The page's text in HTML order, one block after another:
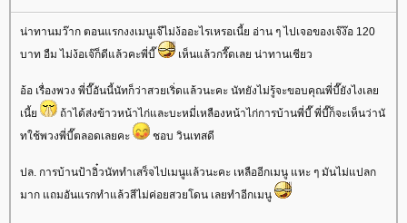
น่าทานมว๊าก ตอนแรกงงเมนูเจ๊ไม่ง้ออะไรเหรอเนี้ย อ่าน ๆ ไปเจอของเจ๊ง๊อ 120
บาท อืม ไม่ง้อเจ๊ก็ดีแล้วคะพี่บี๊
เห็นแล้วกรี๊ดเลย น่าทานเชียว
อ้อ เรื่องพวง พี่บี๊อันนี้นัทก็ว่าสวยเริ่ดแล้วนะคะ นัทยังไม่รู้จะขอบคุณพี่บี๊ยังไงเล
เนี้
ถ้าได้ส่งข้าวหน้าไก่และบะหมี่เหลืองหน้าไก่การบ้านพี่บี๊ พี่บี๊ก็จะเห็นว่านั
ทใช้พวงพี่บี๊ตลอดเลยคะ
ชอบ วินเทสดี
ปล. การบ้านป้าอิ๋วนัททำเสร็จไปเมนูแล้วนะคะ เหลืออีกเมนู แหะ ๆ มันไม่แปลก
มาก แถมอันแรกทำแล้วสีไม่ค่อยสวยโดน เลยทำอีกเมนู